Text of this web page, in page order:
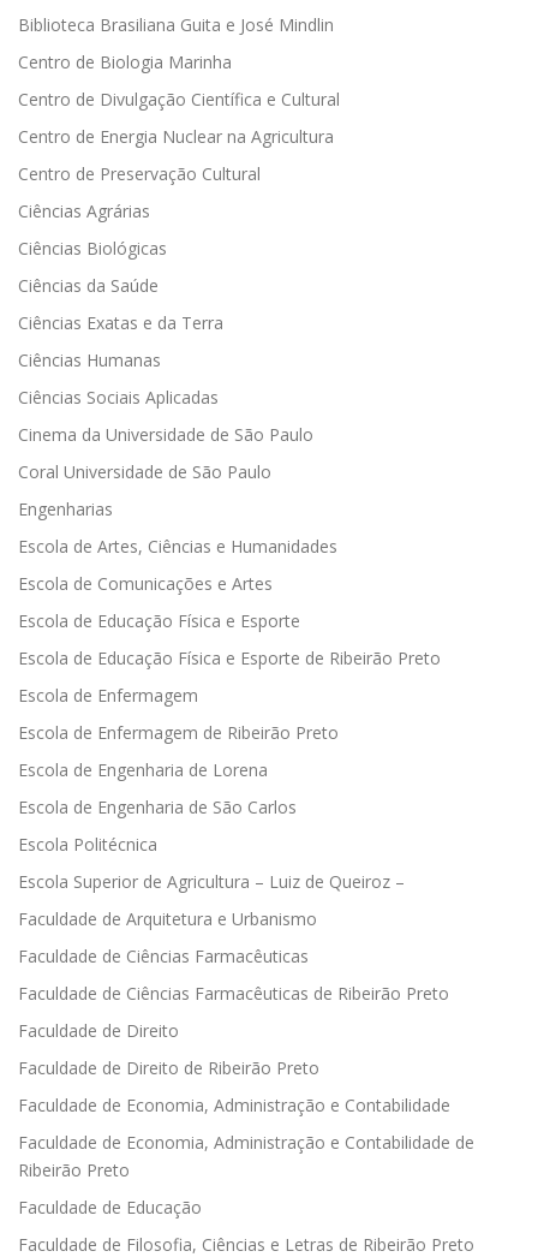
Biblioteca Brasiliana Guita e José Mindlin
Centro de Biologia Marinha
Centro de Divulgação Científica e Cultural
Centro de Energia Nuclear na Agricultura
Centro de Preservação Cultural
Ciências Agrárias
Ciências Biológicas
Ciências da Saúde
Ciências Exatas e da Terra
Ciências Humanas
Ciências Sociais Aplicadas
Cinema da Universidade de São Paulo
Coral Universidade de São Paulo
Engenharias
Escola de Artes, Ciências e Humanidades
Escola de Comunicações e Artes
Escola de Educação Física e Esporte
Escola de Educação Física e Esporte de Ribeirão Preto
Escola de Enfermagem
Escola de Enfermagem de Ribeirão Preto
Escola de Engenharia de Lorena
Escola de Engenharia de São Carlos
Escola Politécnica
Escola Superior de Agricultura – Luiz de Queiroz –
Faculdade de Arquitetura e Urbanismo
Faculdade de Ciências Farmacêuticas
Faculdade de Ciências Farmacêuticas de Ribeirão Preto
Faculdade de Direito
Faculdade de Direito de Ribeirão Preto
Faculdade de Economia, Administração e Contabilidade
Faculdade de Economia, Administração e Contabilidade de
Ribeirão Preto
Faculdade de Educação
Faculdade de Filosofia, Ciências e Letras de Ribeirão Preto